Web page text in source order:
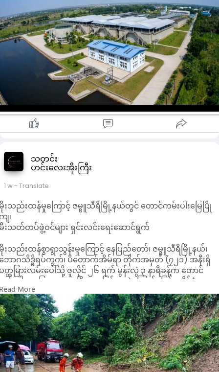
ော်မုဇ် ရေလက်ကြားကို ပိတ်ဆို့တာတွေဟာ အီရန်ကြောင့်လို့
ပြစ်တင်ထားပါတယ်။
ဆိုပါ ရေအားလျော့နည်းမှုအခက်အခဲများအတွက် သုံးစွဲသူ ပြည်
များကို တောင်းပန်ကြောင်း ရန်ကုန်မြို့တော်စည်ပင်သာယာရေး
ော်မတီ၊ အင်ဂျင်နီယာဌာန (ရေနှင့်သန့်ရှင်းမှု) က ယနေ့တွင် ထုတ်
ြန်ထားပြီး ရေသုံးစွဲရန် အခက်အခဲရှိပါက သက်ဆိုင်ရာဌာနများသို့
က်သွယ်နိုင်ကြောင်း အသိပေးထားသည်။
သတင်း
ဟင်းလေးအိုးကြီး
1 w- Translate
းသည်းထန်မှုကြောင့် ဇမ္ဗူသီရိမြို့နယ်တွင် တောင်ကမ်းပါးမြေပြို
ျ၊
းသတ်တပ်ဖွဲ့ဝင်များ ရှင်းလင်းရေးဆောင်ရွက်
းသည်းထန်စွာရွာသွန်းမှုကြောင့် နေပြည်တော်၊ ဇမ္ဗူသီရိမြို့နယ်၊
ောဂသိဒ္ဓိရပ်ကွက်၊ ပိတောက်အိမ်ရာ တိုက်အမှတ် (၇၂၁) အနီးရှိ
တ္တမြားလမ်းပေါ်သို့ ဇူလိုင် ၂၆ ရက် မွန်းလွဲ ၃ နာရီခန့်က တောင်
မ်းပါးမှ မြေသားများ ပြိုကျမှုဖြစ်ပွားခဲ့ကြောင်း မြန်မာနိုင်ငံ
းသတ်တပ်ဖွဲ့က ထုတ်ပြန်ထားသည်။
ြစ်စဉ်ဖြစ်ပွားပြီးနောက် ပညာသိဒ္ဓိနယ်မြေ မီးသတ်စခန်းမှ မီးသတ်
ေသယ်ယာဉ်တစ်စီး၊ သန္ဓေမီးသတ်တပ်ဖွဲ့ဝင်များနှင့် သက်ဆိုင်ရာ
ာနများ ပူးပေါင်း၍ လမ်းပိတ်ဆို့နေသည့် မြေသားများကို ရှင်းလင်း
ယ်ရှားပေးခဲ့ကြောင်း သိရသည်။
ဆိုပါ မြေပြိုကျမှုကြောင့် လူထိခိုက်ဒ-ဏ်ရာရရှိမှု သတင်းထုတ်
ြန်ထားခြင်းမရှိဘဲ မိုးရာသီကာလအတွင်း တောင်စောင်းနှင့် နီးစပ်
ည့်နေရာများတွင် သွားလာနေသူများအနေဖြင့် သတိပြုကြရန်
More